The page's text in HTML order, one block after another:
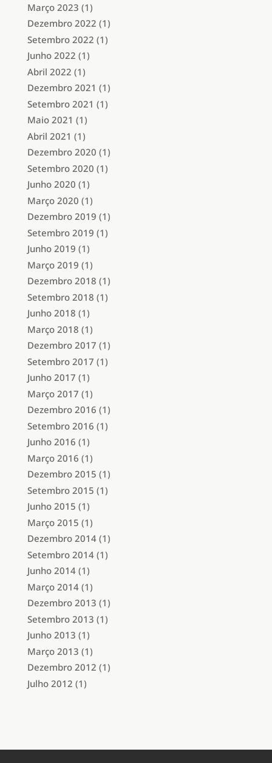
Março 2023 (1)
Dezembro 2022 (1)
Setembro 2022 (1)
Junho 2022 (1)
Abril 2022 (1)
Dezembro 2021 (1)
Setembro 2021 (1)
Maio 2021 (1)
Abril 2021 (1)
Dezembro 2020 (1)
Setembro 2020 (1)
Junho 2020 (1)
Março 2020 (1)
Dezembro 2019 (1)
Setembro 2019 (1)
Junho 2019 (1)
Março 2019 (1)
Dezembro 2018 (1)
Setembro 2018 (1)
Junho 2018 (1)
Março 2018 (1)
Dezembro 2017 (1)
Setembro 2017 (1)
Junho 2017 (1)
Março 2017 (1)
Dezembro 2016 (1)
Setembro 2016 (1)
Junho 2016 (1)
Março 2016 (1)
Dezembro 2015 (1)
Setembro 2015 (1)
Junho 2015 (1)
Março 2015 (1)
Dezembro 2014(1)
Setembro 2014(1)
Junho 2014(1)
Março 2014(1)
Dezembro 2013 (1)
Setembro 2013 (1)
Junho 2013 (1)
Março 2013 (1)
Dezembro 2012 (1)
Julho 2012 (1)